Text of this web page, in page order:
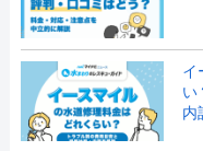
イ
い
内